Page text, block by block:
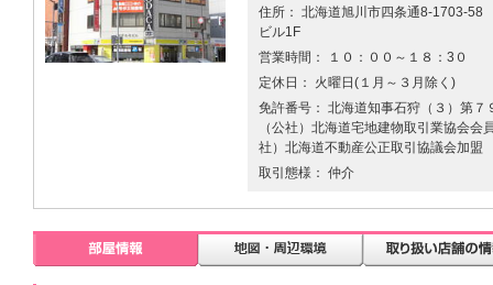
住所： 北海道旭川市四条通8-1703-
ビル1F
営業時間： １０：００～１８：3０
定休日： 火曜日(１月～３月除く)
免許番号： 北海道知事石狩（３）第７
（公社）北海道宅地建物取引業協会会
社）北海道不動産公正取引協議会加盟
取引態様： 仲介